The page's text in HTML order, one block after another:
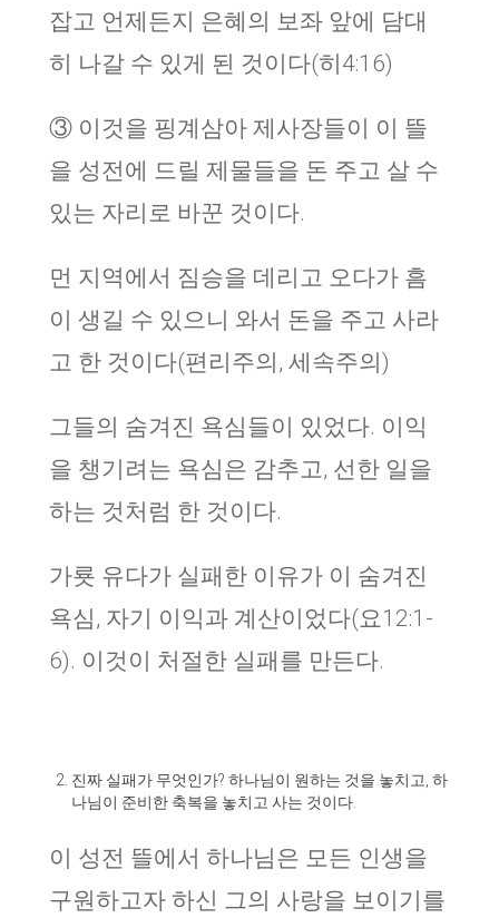
잡고 언제든지 은혜의 보좌 앞에 담대
히 나갈 수 있게 된 것이다(히4:16)
③ 이것을 핑계삼아 제사장들이 이 뜰
을 성전에 드릴 제물들을 돈 주고 살 수
있는 자리로 바꾼 것이다.
먼 지역에서 짐승을 데리고 오다가 흠
이 생길 수 있으니 와서 돈을 주고 사라
고 한 것이다(편리주의, 세속주의)
그들의 숨겨진 욕심들이 있었다. 이익
을 챙기려는 욕심은 감추고, 선한 일을
하는 것처럼 한 것이다.
가룟 유다가 실패한 이유가 이 숨겨진
욕심, 자기 이익과 계산이었다(요12:1-
6). 이것이 처절한 실패를 만든다.
진짜 실패가 무엇인가? 하나님이 원하는 것을 놓치고, 하
나님이 준비한 축복을 놓치고 사는 것이다.
이 성전 뜰에서 하나님은 모든 인생을
구원하고자 하신 그의 사랑을 보이기를